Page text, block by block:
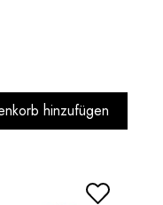
hinzufügen